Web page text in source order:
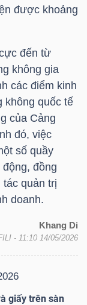
được khoảng
đến từ
không gia
các điểm kinh
không quốc tế
của Cảng
đó, việc
số quầy
đồng
quản trị
doanh.
Khang Di
- 11:10 14/05/2026
giấy trên sàn